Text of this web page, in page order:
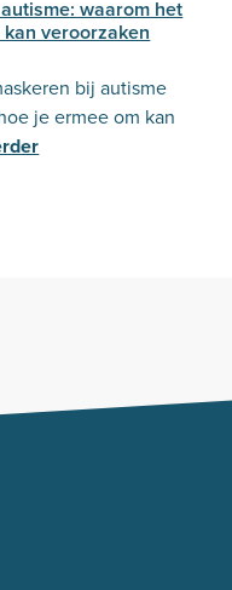
waarom het
veroorzaken
bij autisme
je ermee om kan